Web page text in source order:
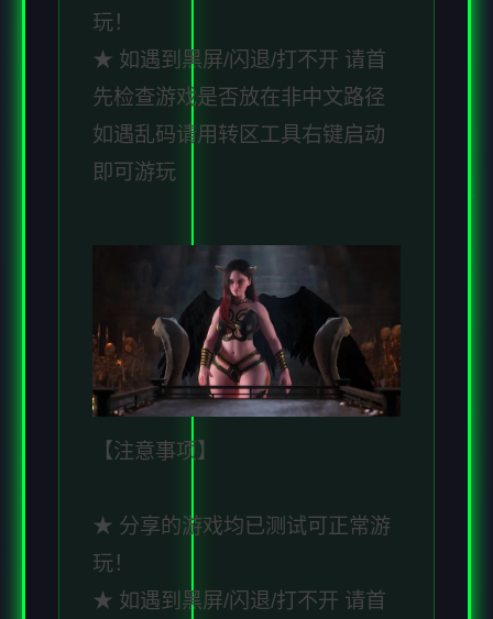
玩！
★ 如遇到黑屏/闪退/打不开 请首
先检查游戏是否放在非中文路径
如遇乱码请用转区工具右键启动
即可游玩
【注意事项】
★ 分享的游戏均已测试可正常游
玩！
★ 如遇到黑屏/闪退/打不开 请首